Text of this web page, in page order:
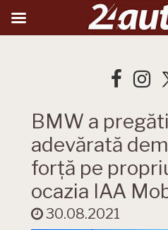
BMW a
adevărată
forță pe
ocazia IAA
30.08.2021